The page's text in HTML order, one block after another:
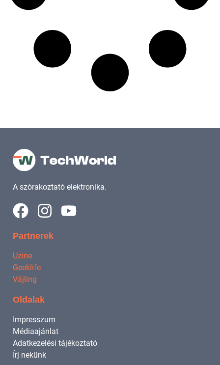
A szórakoztató elektronika.
Partnerek
Uzine
Geeklife
Vájling
Oldalak
Impresszum
Médiaajánlat
Adatkezelési tájékoztató
Írj nekünk